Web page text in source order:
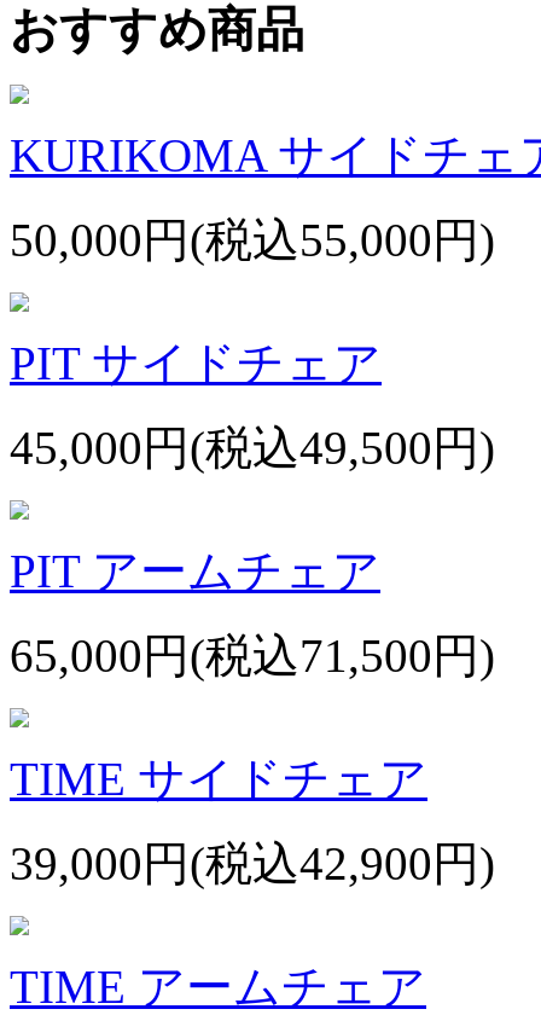
おすすめ商品
KURIKOMA サイドチェ
50,000円(税込55,000円)
PIT サイドチェア
45,000円(税込49,500円)
PIT アームチェア
65,000円(税込71,500円)
TIME サイドチェア
39,000円(税込42,900円)
TIME アームチェア